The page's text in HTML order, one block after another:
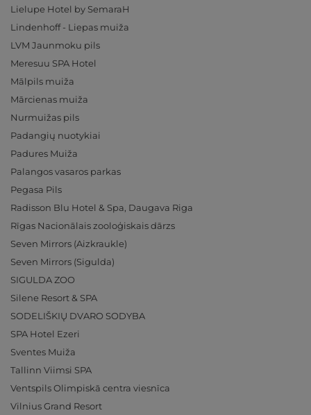
Lielupe Hotel by SemaraH
Lindenhoff - Liepas muiža
LVM Jaunmoku pils
Meresuu SPA Hotel
Mālpils muiža
Mārcienas muiža
Nurmuižas pils
Padangių nuotykiai
Padures Muiža
Palangos vasaros parkas
Pegasa Pils
Radisson Blu Hotel & Spa, Daugava Riga
Rīgas Nacionālais zooloģiskais dārzs
Seven Mirrors (Aizkraukle)
Seven Mirrors (Sigulda)
SIGULDA ZOO
Silene Resort & SPA
SODELIŠKIŲ DVARO SODYBA
SPA Hotel Ezeri
Sventes Muiža
Tallinn Viimsi SPA
Ventspils Olimpiskā centra viesnīca
Vilnius Grand Resort